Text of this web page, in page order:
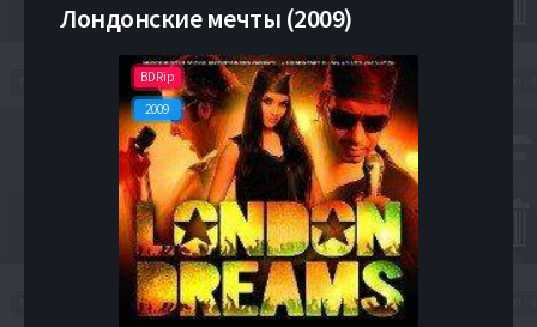
Лондонские мечты (2009)
BDRip
2009